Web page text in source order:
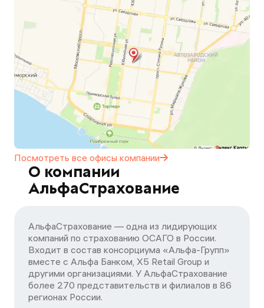
Посмотреть все офисы компании
О компании
АльфаСтрахование
АльфаСтрахование — одна из лидирующих
компаний по страхованию ОСАГО в России.
Входит в состав консорциума «Альфа-Групп»
вместе с Альфа Банком, X5 Retail Group и
другими организациями. У АльфаСтрахование
более 270 представительств и филиалов в 86
регионах России.